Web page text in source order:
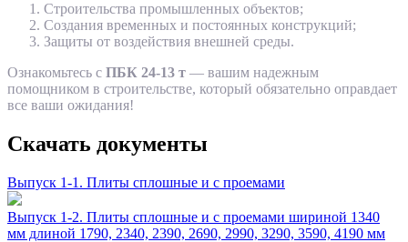
Строительства промышленных объектов;
Создания временных и постоянных конструкций;
Защиты от воздействия внешней среды.
Ознакомьтесь с ПБК 24-13 т — вашим надежным
помощником в строительстве, который обязательно оправдает
все ваши ожидания!
Скачать документы
Выпуск 1-1. Плиты сплошные и с проемами
Выпуск 1-2. Плиты сплошные и с проемами шириной 1340
мм длиной 1790, 2340, 2390, 2690, 2990, 3290, 3590, 4190 мм